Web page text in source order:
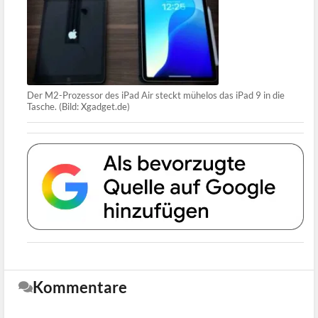
Der M2-Prozessor des iPad Air steckt mühelos das iPad 9 in die
Tasche. (Bild: Xgadget.de)
Kommentare